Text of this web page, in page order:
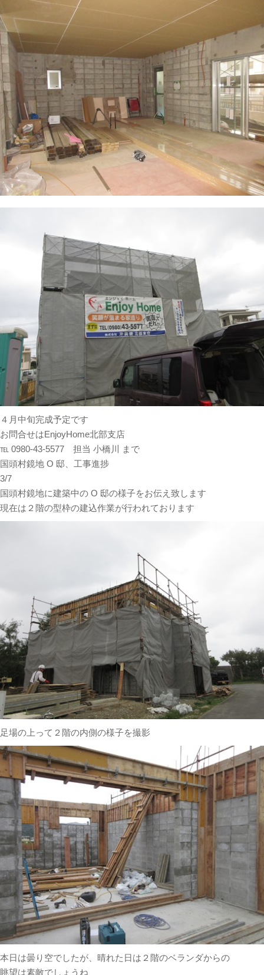
４月中旬完成予定です
お問合せはEnjoyHome北部支店
℡ 0980-43-5577 担当 小橋川 まで
国頭村鏡地 O 邸、工事進捗
3/7
国頭村鏡地に建築中の O 邸の様子をお伝え致します
現在は２階の型枠の建込作業が行われております
足場の上って２階の内側の様子を撮影
本日は曇り空でしたが、晴れた日は２階のベランダからの
眺望は素敵でしょうね